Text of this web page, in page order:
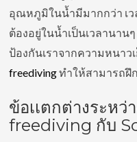
อุณหภูมิในน้ำมีมากกว่า เว
ต้องอยู่ในน้ำเป็นเวลานานๆ
ป้องกันเราจากความหนาว
freedivingทำให้สามารถฝึ
ข้อเเตกต่างระห
freediving กับ